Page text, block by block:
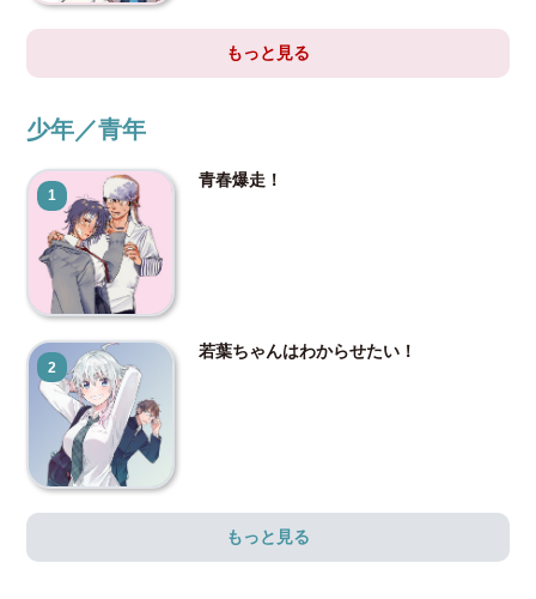
もっと見る
少年／青年
1
青春爆走！
2
若葉ちゃんはわからせたい！
もっと見る